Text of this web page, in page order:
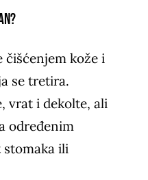
čišćenjem kože i
se tretira.
vrat i dekolte, ali
određenim
stomaka ili